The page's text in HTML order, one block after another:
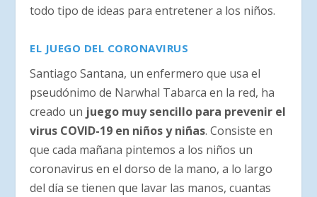
todo tipo de ideas para entretener a los niños.
EL JUEGO DEL CORONAVIRUS
Santiago Santana, un enfermero que usa el
pseudónimo de Narwhal Tabarca en la red, ha
creado un juego muy sencillo para prevenir el
virus COVID-19 en niños y niñas. Consiste en
que cada mañana pintemos a los niños un
coronavirus en el dorso de la mano, a lo largo
del día se tienen que lavar las manos, cuantas